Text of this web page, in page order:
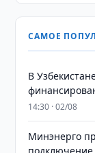
САМОЕ
В
14:30 · 02/08
Минэнерго